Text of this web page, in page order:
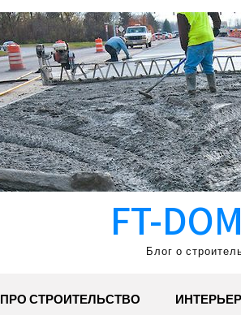
FT-
Блог о
ПРО СТРОИТЕЛЬСТВО